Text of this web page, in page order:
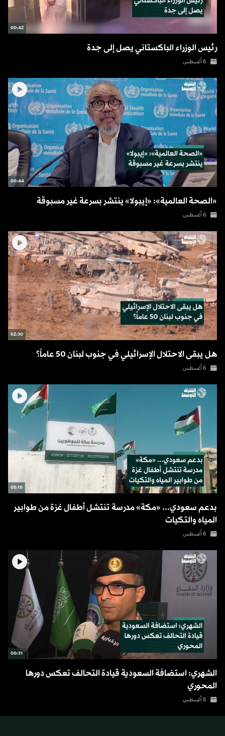
00:42
رئيس الوزراء الباكستاني يصل إلى جدة
6 أغسطس
00:44
«الصحة العالمية»: «إيبولا» ينتشر بسرعة غير مسبوقة
6 أغسطس
02:30
هل يبقى الاحتلال الإسرائيلي في جنوب لبنان 50 عاماً؟
6 أغسطس
05:10
بدعم سعودي... «مكة» مدرسة تنتشل أطفال غزة من طوابير
المياه والتكيات
6 أغسطس
00:31
الشهري: استضافة السعودية قيادة التحالف تعكس دورها
المحوري
6 أغسطس